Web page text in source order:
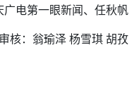
广电第一眼新闻 、 任秋帆
审核：翁瑜泽 杨雪琪 胡孜